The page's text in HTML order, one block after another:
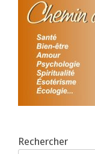
Rechercher